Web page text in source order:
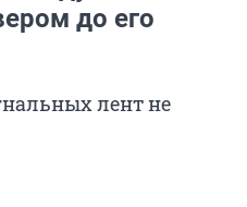
до его
лент не